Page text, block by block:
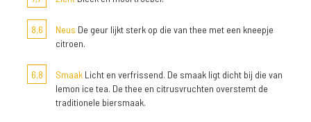
8,6 Neus De geur lijkt sterk op die van thee met een kneepje
citroen.
6,8 Smaak Licht en verfrissend. De smaak ligt dicht bij die van
lemon ice tea. De thee en citrusvruchten overstemt de
traditionele biersmaak.